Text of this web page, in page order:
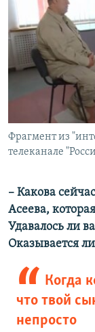
Фрагмент из
телеканале
– Какова
Асеева,
Удавалось ли
Оказывается
Когда
что твой
непросто